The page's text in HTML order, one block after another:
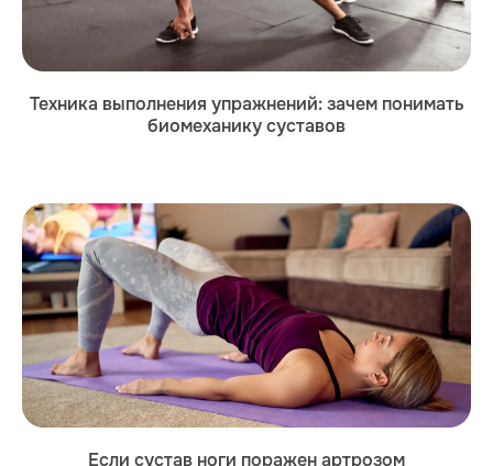
Техника выполнения упражнений: зачем понимать
биомеханику суставов
Если сустав ноги поражен артрозом